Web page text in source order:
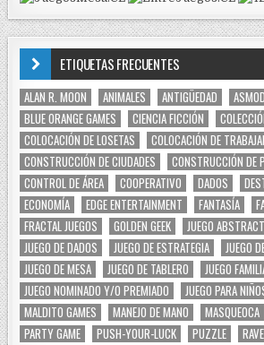
ETIQUETAS FRECUENTES
ALAN R. MOON ANIMALES ANTIGÜEDAD
BLUE ORANGE GAMES
CIENCIA FICCIÓN
COLOCACIÓN DE LOSETAS
COLOCACIÓN DE
CONSTRUCCIÓN DE CIUDADES
CONSTRUCCIÓN DE
CONTROL DE ÁREA
COOPERATIVO DADOS
ECONOMÍA
EDGE ENTERTAINMENT FANTASÍA
FRACTAL JUEGOS
GOLDEN GEEK JUEGO
JUEGO DE DADOS
JUEGO DE ESTRATEGIA
JUEGO
JUEGO DE MESA
JUEGO DE TABLERO
JUEGO
JUEGO NOMINADO Y/O PREMIADO
JUEGO PARA
MALDITO GAMES
MANEJO DE MANO MASQUEOCA
PARTY GAME
PUSH-YOUR-LUCK PUZZLE